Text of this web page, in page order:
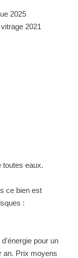
2025
2021
toutes eaux.
ce bien est
:
pour un
an. Prix moyens